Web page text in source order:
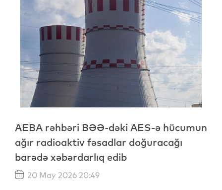
AEBA rəhbəri BƏƏ-dəki AES-ə hücumun
ağır radioaktiv fəsadlar doğuracağı
barədə xəbərdarlıq edib
20 May 2026 20:49